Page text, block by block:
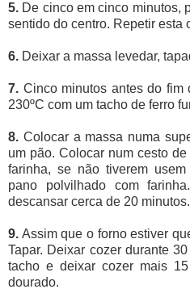
5. De cinco em cinco minutos,
sentido do centro. Repetir esta
6. Deixar a massa levedar,
7. Cinco minutos antes do fim
230ºC com um tacho de ferro
8. Colocar a massa numa
um pão. Colocar num cesto
farinha, se não tiverem
pano polvilhado com
descansar cerca de 20 minutos.
9. Assim que o forno estiver
Tapar. Deixar cozer durante
tacho e deixar cozer mais
dourado.